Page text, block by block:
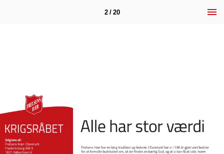
2 / 20